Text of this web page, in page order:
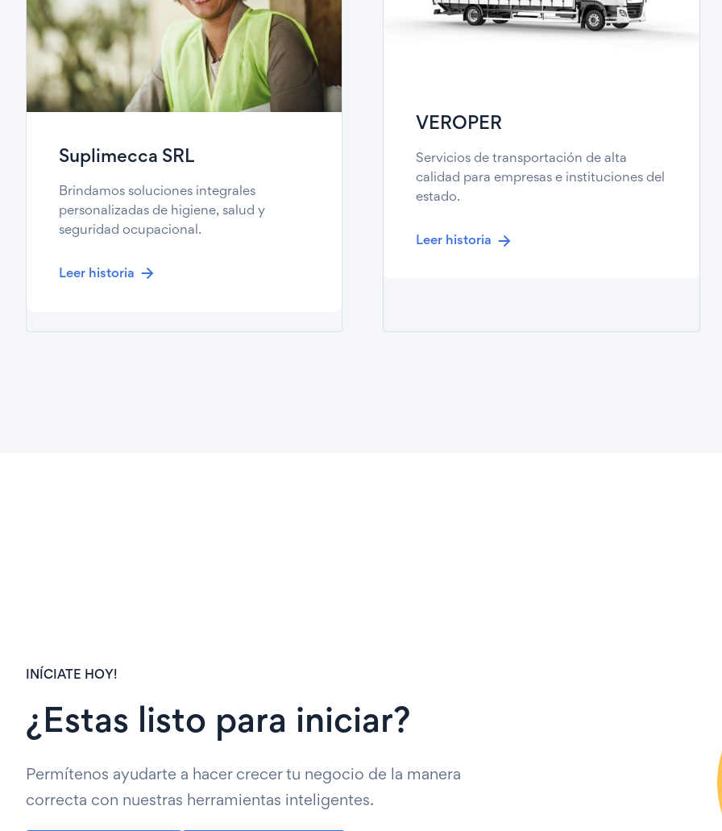
Suplimecca SRL
Brindamos soluciones integrales
personalizadas de higiene, salud y
seguridad ocupacional.
Leer historia
VEROPER
Servicios de transportación de alta
calidad para empresas e instituciones del
estado.
Leer historia
INÍCIATE HOY!
¿Estas listo para iniciar?
Permítenos ayudarte a hacer crecer tu negocio de la manera
correcta con nuestras herramientas inteligentes.